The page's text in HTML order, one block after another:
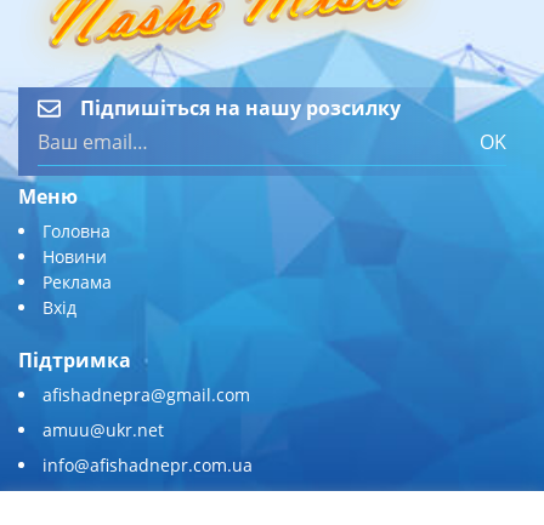
Підпишіться на нашу розсилку
OK
Меню
Головна
Новини
Реклама
Вхід
Підтримка
afishadnepra@gmail.com
amuu@ukr.net
info@afishadnepr.com.ua